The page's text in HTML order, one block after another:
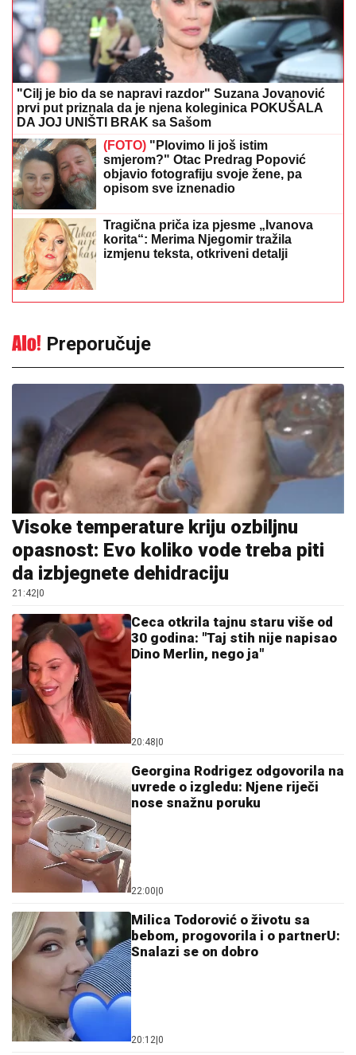
"Cilj je bio da se napravi razdor" Suzana Jovanović
prvi put priznala da je njena koleginica POKUŠALA
DA JOJ UNIŠTI BRAK sa Sašom
(FOTO) "Plovimo li još istim
smjerom?" Otac Predrag Popović
objavio fotografiju svoje žene, pa
opisom sve iznenadio
Tragična priča iza pjesme „Ivanova
korita“: Merima Njegomir tražila
izmjenu teksta, otkriveni detalji
Preporučuje
Visoke temperature kriju ozbiljnu
opasnost: Evo koliko vode treba piti
da izbjegnete dehidraciju
21:42|0
Ceca otkrila tajnu staru više od
30 godina: "Taj stih nije napisao
Dino Merlin, nego ja"
20:48|0
Georgina Rodrigez odgovorila na
uvrede o izgledu: Njene riječi
nose snažnu poruku
22:00|0
Milica Todorović o životu sa
bebom, progovorila i o partnerU:
Snalazi se on dobro
20:12|0